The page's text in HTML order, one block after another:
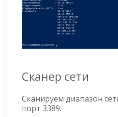
Сканер сети
Сканируем диапазон
порт 3389.